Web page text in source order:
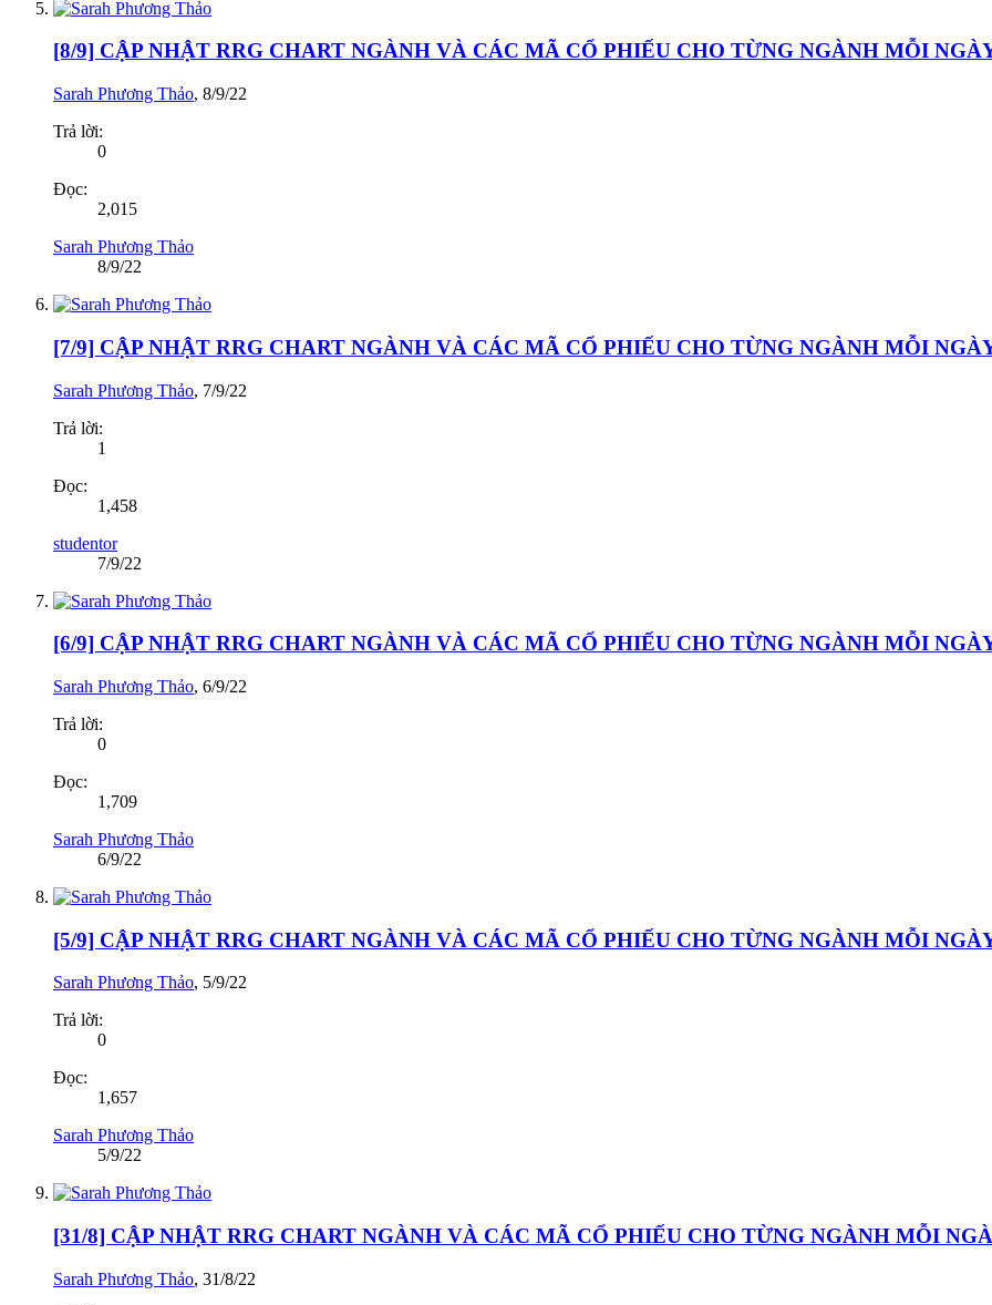
[8/9] CẬP NHẬT RRG CHART NGÀNH VÀ CÁC MÃ CỔ PHIẾU CHO TỪNG NGÀNH MỖI
Sarah Phương Thảo, 8/9/22
Trả lời:
0
Đọc:
2,015
Sarah Phương Thảo
8/9/22
[7/9] CẬP NHẬT RRG CHART NGÀNH VÀ CÁC MÃ CỔ PHIẾU CHO TỪNG NGÀNH MỖI
Sarah Phương Thảo, 7/9/22
Trả lời:
1
Đọc:
1,458
studentor
7/9/22
[6/9] CẬP NHẬT RRG CHART NGÀNH VÀ CÁC MÃ CỔ PHIẾU CHO TỪNG NGÀNH MỖI
Sarah Phương Thảo, 6/9/22
Trả lời:
0
Đọc:
1,709
Sarah Phương Thảo
6/9/22
[5/9] CẬP NHẬT RRG CHART NGÀNH VÀ CÁC MÃ CỔ PHIẾU CHO TỪNG NGÀNH MỖI
Sarah Phương Thảo, 5/9/22
Trả lời:
0
Đọc:
1,657
Sarah Phương Thảo
5/9/22
[31/8] CẬP NHẬT RRG CHART NGÀNH VÀ CÁC MÃ CỔ PHIẾU CHO TỪNG NGÀNH MỖI
Sarah Phương Thảo, 31/8/22